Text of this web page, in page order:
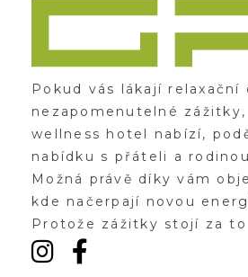
Pokud vás lákají relaxační
nezapomenutelné
wellness hotel nabízí,
nabídku s přáteli a
Možná právě díky vám
kde načerpají novou
Protože zážitky stojí za